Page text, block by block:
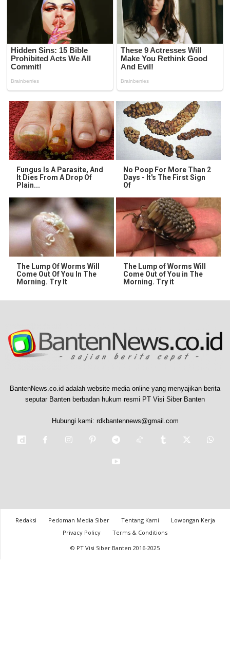
Fungus Is A Parasite, And
It Dies From A Drop Of
Plain...
No Poop For More Than 2
Days - It's The First Sign
Of
The Lump Of Worms Will
Come Out Of You In The
Morning. Try It
The Lump of Worms Will
Come Out of You in The
Morning. Try it
BantenNews.co.id adalah website media online yang menyajikan berita
seputar Banten berbadan hukum resmi PT Visi Siber Banten
Hubungi kami: rdkbantennews@gmail.com
Redaksi Pedoman Media Siber Tentang Kami
Lowongan Kerja
Privacy Policy
Terms & Conditions
© PT Visi Siber Banten 2016-2025